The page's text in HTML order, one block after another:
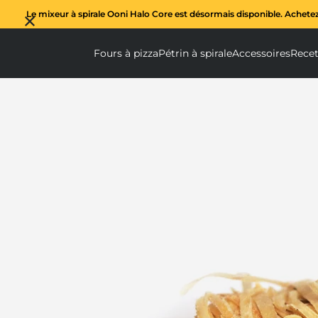
Le mixeur à spirale Ooni Halo Core est désormais disponible.
Fours à pizza Fours à pizza submenu
Pétrin à spirale Pétrin à
Accessoires